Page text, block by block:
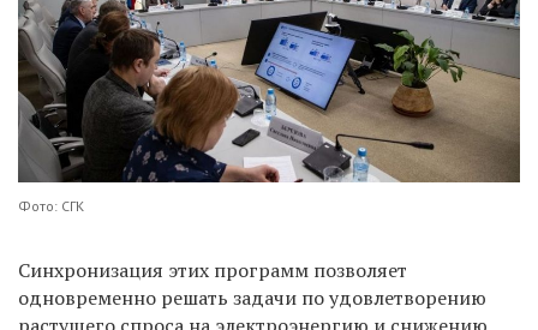
Фото: СГК
Синхронизация этих программ позволяет
одновременно решать задачи по удовлетворению